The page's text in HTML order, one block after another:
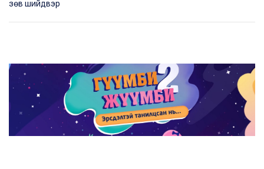
зѳв шийдвэр